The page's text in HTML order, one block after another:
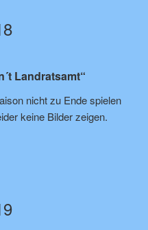
Landratsamt“
nicht zu Ende spielen
keine Bilder zeigen.